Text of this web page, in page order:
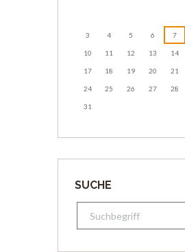
3 4 5 6 7
10 11 12 13 14
17 18 19 20 21
24 25 26 27 28
31
SUCHE